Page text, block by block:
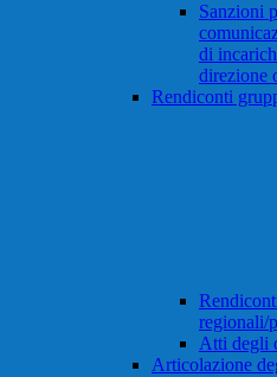
Sanzioni
di
direzione
Rendiconti
regionali/
Atti degli
Articolazione